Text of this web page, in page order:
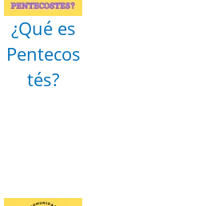
¿Qué es
Pentecos
tés?